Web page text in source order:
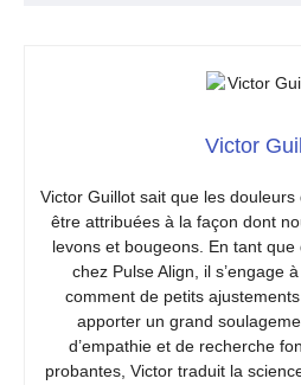
Victor
Victor Guillot sait que les
être attribuées à la façon dont
levons et bougeons. En tant
chez Pulse Align, il s’engage
comment de petits
apporter un grand
d’empathie et de recherche
probantes, Victor traduit la